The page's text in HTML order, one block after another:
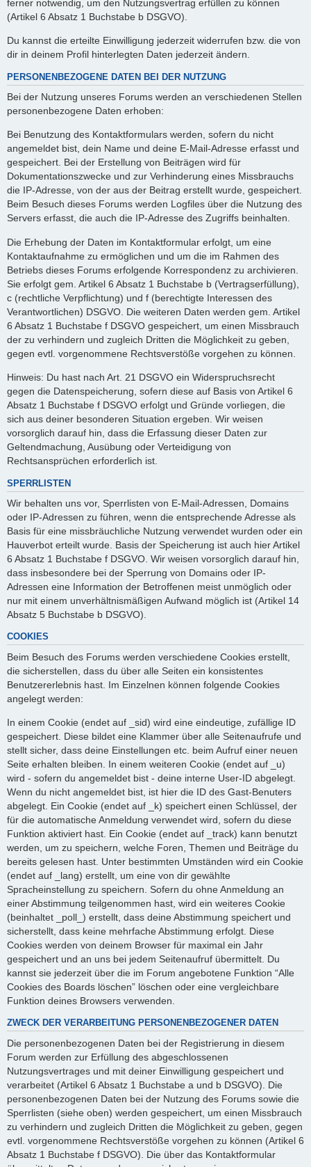
ferner notwendig, um den Nutzungsvertrag erfüllen zu können
(Artikel 6 Absatz 1 Buchstabe b DSGVO).
Du kannst die erteilte Einwilligung jederzeit widerrufen bzw. die von
dir in deinem Profil hinterlegten Daten jederzeit ändern.
PERSONENBEZOGENE DATEN BEI DER NUTZUNG
Bei der Nutzung unseres Forums werden an verschiedenen Stellen
personenbezogene Daten erhoben:
Bei Benutzung des Kontaktformulars werden, sofern du nicht
angemeldet bist, dein Name und deine E-Mail-Adresse erfasst und
gespeichert. Bei der Erstellung von Beiträgen wird für
Dokumentationszwecke und zur Verhinderung eines Missbrauchs
die IP-Adresse, von der aus der Beitrag erstellt wurde, gespeichert.
Beim Besuch dieses Forums werden Logfiles über die Nutzung des
Servers erfasst, die auch die IP-Adresse des Zugriffs beinhalten.
Die Erhebung der Daten im Kontaktformular erfolgt, um eine
Kontaktaufnahme zu ermöglichen und um die im Rahmen des
Betriebs dieses Forums erfolgende Korrespondenz zu archivieren.
Sie erfolgt gem. Artikel 6 Absatz 1 Buchstabe b (Vertragserfüllung),
c (rechtliche Verpflichtung) und f (berechtigte Interessen des
Verantwortlichen) DSGVO. Die weiteren Daten werden gem. Artikel
6 Absatz 1 Buchstabe f DSGVO gespeichert, um einen Missbrauch
der zu verhindern und zugleich Dritten die Möglichkeit zu geben,
gegen evtl. vorgenommene Rechtsverstöße vorgehen zu können.
Hinweis: Du hast nach Art. 21 DSGVO ein Widerspruchsrecht
gegen die Datenspeicherung, sofern diese auf Basis von Artikel 6
Absatz 1 Buchstabe f DSGVO erfolgt und Gründe vorliegen, die
sich aus deiner besonderen Situation ergeben. Wir weisen
vorsorglich darauf hin, dass die Erfassung dieser Daten zur
Geltendmachung, Ausübung oder Verteidigung von
Rechtsansprüchen erforderlich ist.
SPERRLISTEN
Wir behalten uns vor, Sperrlisten von E-Mail-Adressen, Domains
oder IP-Adressen zu führen, wenn die entsprechende Adresse als
Basis für eine missbräuchliche Nutzung verwendet wurden oder ein
Hauverbot erteilt wurde. Basis der Speicherung ist auch hier Artikel
6 Absatz 1 Buchstabe f DSGVO. Wir weisen vorsorglich darauf hin,
dass insbesondere bei der Sperrung von Domains oder IP-
Adressen eine Information der Betroffenen meist unmöglich oder
nur mit einem unverhältnismäßigen Aufwand möglich ist (Artikel 14
Absatz 5 Buchstabe b DSGVO).
COOKIES
Beim Besuch des Forums werden verschiedene Cookies erstellt,
die sicherstellen, dass du über alle Seiten ein konsistentes
Benutzererlebnis hast. Im Einzelnen können folgende Cookies
angelegt werden:
In einem Cookie (endet auf _sid) wird eine eindeutige, zufällige ID
gespeichert. Diese bildet eine Klammer über alle Seitenaufrufe und
stellt sicher, dass deine Einstellungen etc. beim Aufruf einer neuen
Seite erhalten bleiben. In einem weiteren Cookie (endet auf _u)
wird - sofern du angemeldet bist - deine interne User-ID abgelegt.
Wenn du nicht angemeldet bist, ist hier die ID des Gast-Benuters
abgelegt. Ein Cookie (endet auf _k) speichert einen Schlüssel, der
für die automatische Anmeldung verwendet wird, sofern du diese
Funktion aktiviert hast. Ein Cookie (endet auf _track) kann benutzt
werden, um zu speichern, welche Foren, Themen und Beiträge du
bereits gelesen hast. Unter bestimmten Umständen wird ein Cookie
(endet auf _lang) erstellt, um eine von dir gewählte
Spracheinstellung zu speichern. Sofern du ohne Anmeldung an
einer Abstimmung teilgenommen hast, wird ein weiteres Cookie
(beinhaltet _poll_) erstellt, dass deine Abstimmung speichert und
sicherstellt, dass keine mehrfache Abstimmung erfolgt. Diese
Cookies werden von deinem Browser für maximal ein Jahr
gespeichert und an uns bei jedem Seitenaufruf übermittelt. Du
kannst sie jederzeit über die im Forum angebotene Funktion “Alle
Cookies des Boards löschen” löschen oder eine vergleichbare
Funktion deines Browsers verwenden.
ZWECK DER VERARBEITUNG PERSONENBEZOGENER DATEN
Die personenbezogenen Daten bei der Registrierung in diesem
Forum werden zur Erfüllung des abgeschlossenen
Nutzungsvertrages und mit deiner Einwilligung gespeichert und
verarbeitet (Artikel 6 Absatz 1 Buchstabe a und b DSGVO). Die
personenbezogenen Daten bei der Nutzung des Forums sowie die
Sperrlisten (siehe oben) werden gespeichert, um einen Missbrauch
zu verhindern und zugleich Dritten die Möglichkeit zu geben, gegen
evtl. vorgenommene Rechtsverstöße vorgehen zu können (Artikel 6
Absatz 1 Buchstabe f DSGVO). Die über das Kontaktformular